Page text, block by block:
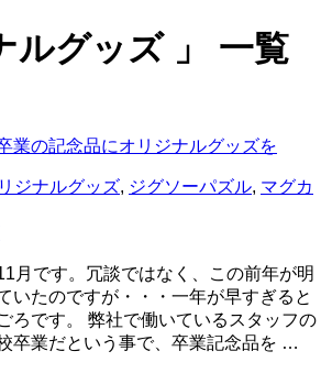
ルグッズ 」 一覧
業の記念品にオリジナルグッズを
ジナルグッズ, ジグソーパズル, マグカ
月です。冗談ではなく、この前年が明
いたのですが・・・一年が早すぎると
ろです。 弊社で働いているスタッフの
卒業だという事で、卒業記念品を …